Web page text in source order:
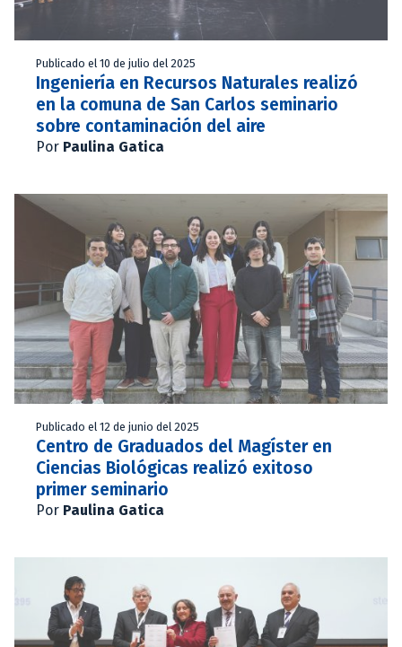
Publicado el 10 de julio del 2025
Ingeniería en Recursos Naturales realizó
en la comuna de San Carlos seminario
sobre contaminación del aire
Por Paulina Gatica
Publicado el 12 de junio del 2025
Centro de Graduados del Magíster en
Ciencias Biológicas realizó exitoso
primer seminario
Por Paulina Gatica